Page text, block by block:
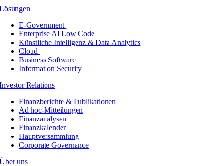
Lösungen
E-Government
Enterprise AI Low Code
Künstliche Intelligenz & Data Analytics
Cloud
Business Software
Information Security
Investor Relations
Finanzberichte & Publikationen
Ad hoc-Mitteilungen
Finanzanalysen
Finanzkalender
Hauptversammlung
Corporate Governance
Über uns